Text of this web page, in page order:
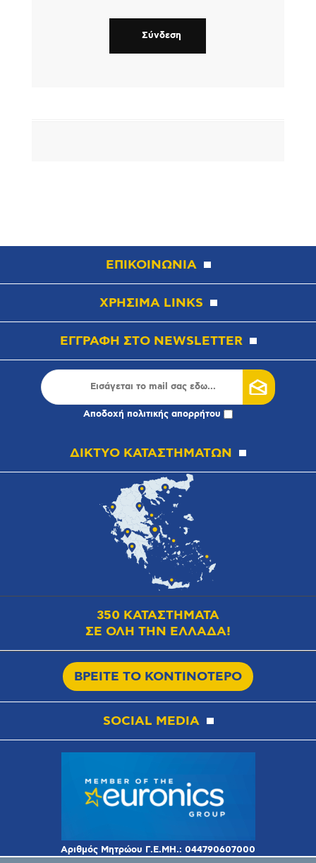
ΕΠΙΚΟΙΝΩΝΙΑ
ΧΡΗΣΙΜΑ LINKS
ΕΓΓΡΑΦΗ ΣΤΟ NEWSLETTER
Αποδοχή πολιτικής απορρήτου
ΔΙΚΤΥΟ ΚΑΤΑΣΤΗΜΑΤΩΝ
350 ΚΑΤΑΣΤΗΜΑΤΑ
ΣΕ ΟΛΗ ΤΗΝ ΕΛΛΑΔΑ!
ΒΡΕΙΤΕ ΤΟ ΚΟΝΤΙΝΟΤΕΡΟ
SOCIAL MEDIA